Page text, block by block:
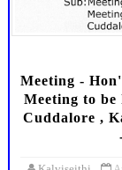
Meeting -
Meeting to
Cuddalore ,